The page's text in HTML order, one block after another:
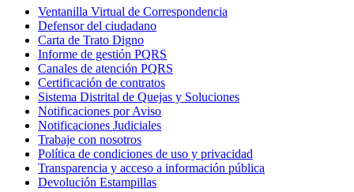
Ventanilla Virtual de Correspondencia
Defensor del ciudadano
Carta de Trato Digno
Informe de gestión PQRS
Canales de atención PQRS
Certificación de contratos
Sistema Distrital de Quejas y Soluciones
Notificaciones por Aviso
Notificaciones Judiciales
Trabaje con nosotros
Política de condiciones de uso y privacidad
Transparencia y acceso a información pública
Devolución Estampillas